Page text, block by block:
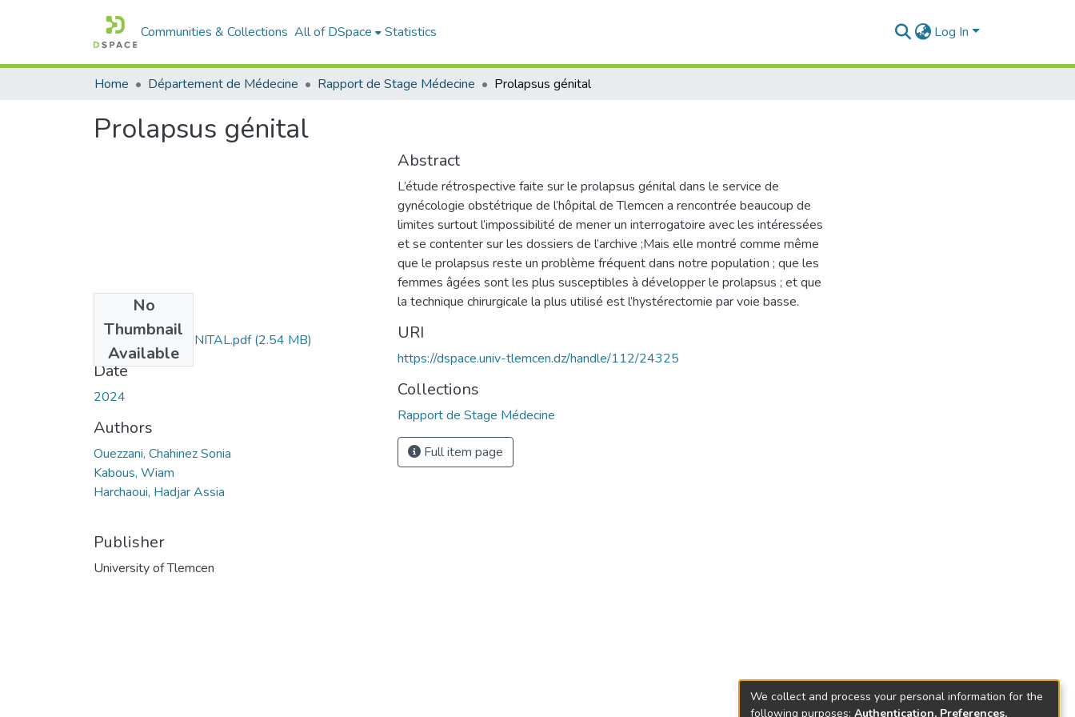
Communities & Collections All of DSpace Statistics Log In
Home Département de Médecine Rapport de Stage Médecine Prolapsus génital
Prolapsus génital
No
Thumbnail
Available
PROLAPSUS-GENITAL.pdf(2.54 MB)
Date
2024
Authors
Ouezzani, Chahinez Sonia
Kabous, Wiam
Harchaoui, Hadjar Assia
Publisher
University of Tlemcen
Abstract
L’étude rétrospective faite sur le prolapsus génital dans le service de
gynécologie obstétrique de l’hôpital de Tlemcen a rencontrée beaucoup de
limites surtout l’impossibilité de mener un interrogatoire avec les intéressées
et se contenter sur les dossiers de l’archive ;Mais elle montré comme même
que le prolapsus reste un problème fréquent dans notre population ; que les
femmes âgées sont les plus susceptibles à développer le prolapsus ; et que
la technique chirurgicale la plus utilisé est l’hystérectomie par voie basse.
URI
https://dspace.univ-tlemcen.dz/handle/112/24325
Collections
Rapport de Stage Médecine
Full item page
We collect and process your personal information for the
following purposes: Authentication, Preferences,